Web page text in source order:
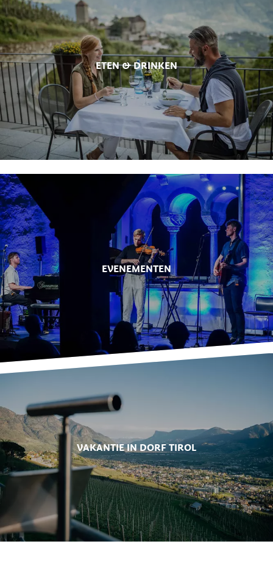
ETEN & DRINKEN
EVENEMENTEN
VAKANTIE IN DORF TIROL